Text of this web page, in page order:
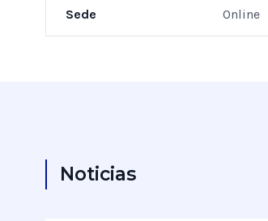
Sede Online
Noticias